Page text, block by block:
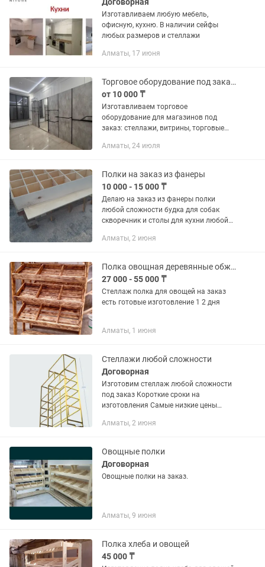
Изготавливаем любую мебель,
офисную, кухню. В наличии сейфы
любых размеров и стеллажи
Алматы, 17 июня
Торговое оборудование под заказ. Рейл, стеллаж, ресепшн
от 10 000 ₸
Изготавливаем торговое
оборудование для магазинов под
заказ: стеллажи, витрины, торговые
конструкции, ресепшны, лифт-
производство:...
Алматы, 24 июля
Полки на заказ из фанеры
10 000 - 15 000 ₸
Делаю на заказ из фанеры полки
любой сложности будка для собак
скворечник и столы для кухни любой
Алматы, 2 июня
Полка овощная деревянные обжиг
27 000 - 55 000 ₸
Стеллаж полка для овощей на заказ
есть готовые изготовление 1 2 дня
Алматы, 1 июня
Стеллажи любой сложности
Договорная
Изготовим стеллаж любой сложности
под заказ Короткие сроки на
изготовления Самые низкие цены
по Алматы Самовывоз Материал
Алматы, 2 июня
Овощные полки
Договорная
Овощные полки на заказ.
Алматы, 9 июня
Полка хлеба и овощей
45 000 ₸